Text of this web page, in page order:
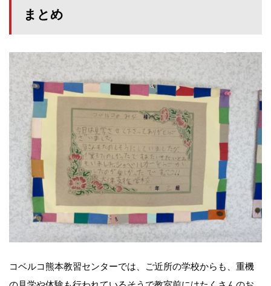
まとめ
コベルコ熊本教習センターでは、ご近所の学校からも、重機